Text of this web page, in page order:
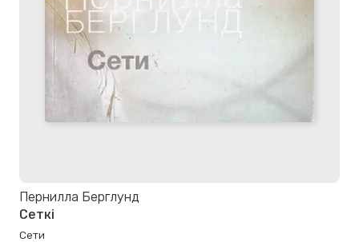
Пернилла Берглунд
Сеткі
Сети